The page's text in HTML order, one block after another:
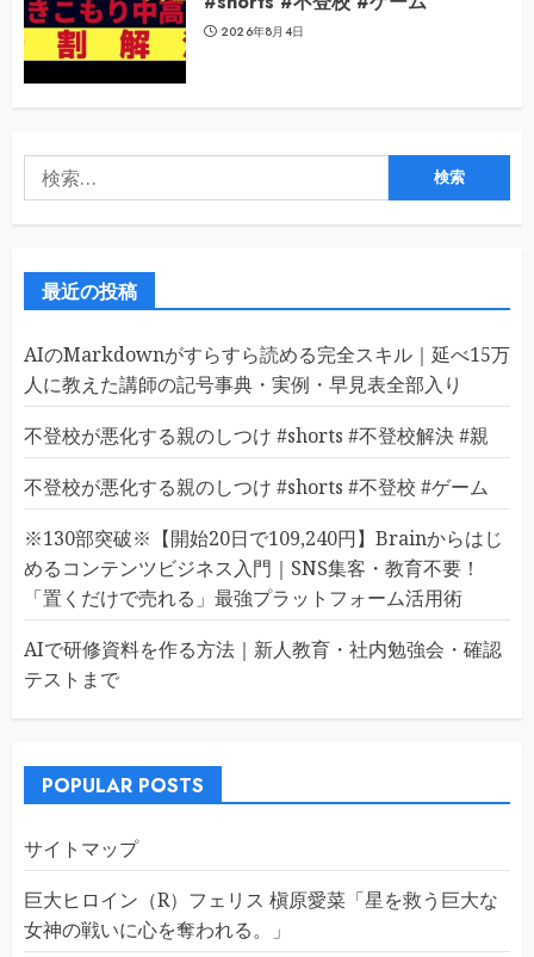
2026年8月4日
索:
最近の投稿
AIのMarkdownがすらすら読める完全スキル｜延べ15万
人に教えた講師の記号事典・実例・早見表全部入り
不登校が悪化する親のしつけ #shorts #不登校解決 #親
不登校が悪化する親のしつけ #shorts #不登校 #ゲーム
※130部突破※【開始20日で109,240円】Brainからはじ
めるコンテンツビジネス入門｜SNS集客・教育不要！
「置くだけで売れる」最強プラットフォーム活用術
AIで研修資料を作る方法｜新人教育・社内勉強会・確認
テストまで
POPULAR POSTS
サイトマップ
巨大ヒロイン（R）フェリス 槇原愛菜「星を救う巨大な
女神の戦いに心を奪われる。」